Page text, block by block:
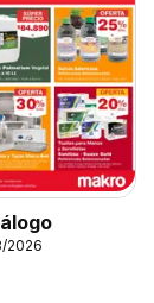
2026